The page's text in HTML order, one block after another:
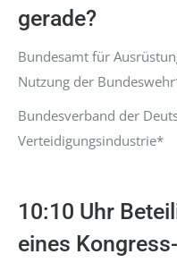
gerade?
Bundesamt für
Nutzung der
Bundesverband der
Verteidigungsindustrie*
10:10 Uhr
eines